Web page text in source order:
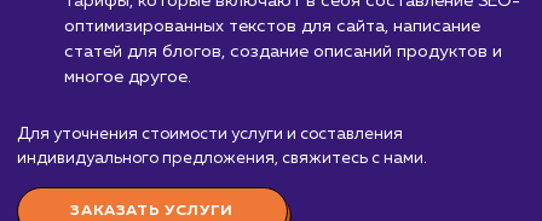
маркетинговую стратегию, услуга SEO-
копирайтинг может быть преждевременной.